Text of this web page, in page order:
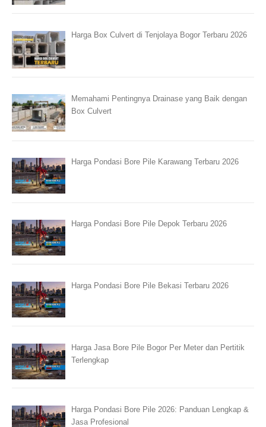
Harga Box Culvert di Tenjolaya Bogor Terbaru 2026
Memahami Pentingnya Drainase yang Baik dengan
Box Culvert
Harga Pondasi Bore Pile Karawang Terbaru 2026
Harga Pondasi Bore Pile Depok Terbaru 2026
Harga Pondasi Bore Pile Bekasi Terbaru 2026
Harga Jasa Bore Pile Bogor Per Meter dan Pertitik
Terlengkap
Harga Pondasi Bore Pile 2026: Panduan Lengkap &
Jasa Profesional